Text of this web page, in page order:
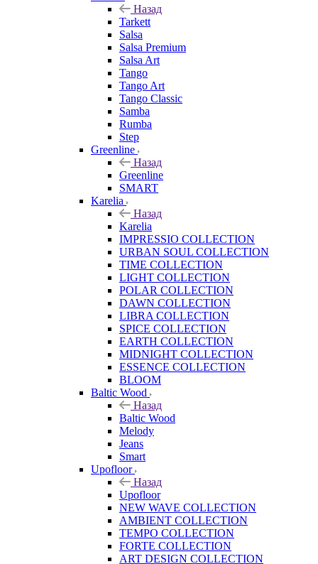
Назад
Tarkett
Salsa
Salsa Premium
Salsa Art
Tango
Tango Art
Tango Classic
Samba
Rumba
Step
Greenline
Назад
Greenline
SMART
Karelia
Назад
Karelia
IMPRESSIO COLLECTION
URBAN SOUL COLLECTION
TIME COLLECTION
LIGHT COLLECTION
POLAR COLLECTION
DAWN COLLECTION
LIBRA COLLECTION
SPICE COLLECTION
EARTH COLLECTION
MIDNIGHT COLLECTION
ESSENCE COLLECTION
BLOOM
Baltic Wood
Назад
Baltic Wood
Melody
Jeans
Smart
Upofloor
Назад
Upofloor
NEW WAVE COLLECTION
AMBIENT COLLECTION
TEMPO COLLECTION
FORTE COLLECTION
ART DESIGN COLLECTION